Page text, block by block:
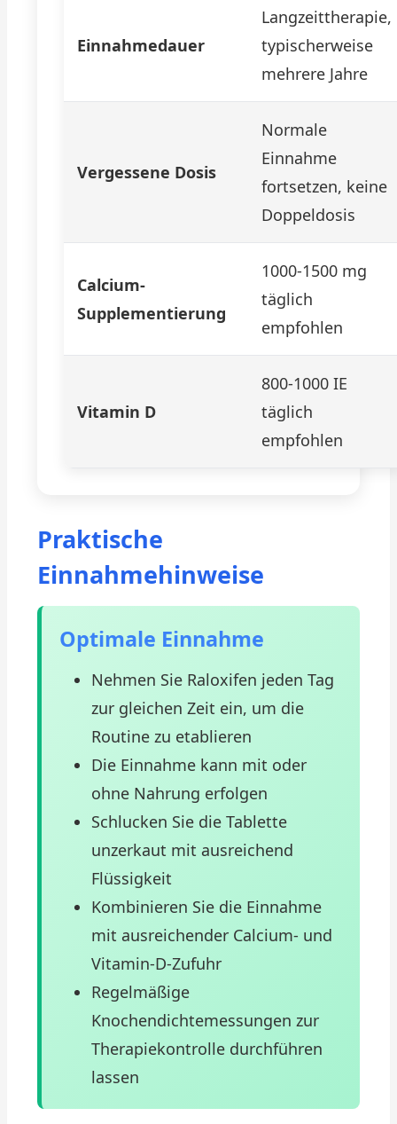
Einnahmedauer
Langzeittherapie,
typischerweise
mehrere Jahre
Vergessene Dosis
Normale
Einnahme
fortsetzen, keine
Doppeldosis
Calcium-
Supplementierung
1000-1500 mg
täglich
empfohlen
Vitamin D
800-1000 IE
täglich
empfohlen
Praktische
Einnahmehinweise
Optimale Einnahme
Nehmen Sie Raloxifen jeden Tag
zur gleichen Zeit ein, um die
Routine zu etablieren
Die Einnahme kann mit oder
ohne Nahrung erfolgen
Schlucken Sie die Tablette
unzerkaut mit ausreichend
Flüssigkeit
Kombinieren Sie die Einnahme
mit ausreichender Calcium- und
Vitamin-D-Zufuhr
Regelmäßige
Knochendichtemessungen zur
Therapiekontrolle durchführen
lassen